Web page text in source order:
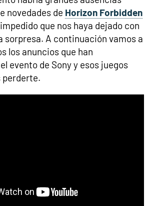
novedades de Horizon Forbidden
que nos haya dejado con
sorpresa. A continuación vamos a
los anuncios que han
evento de Sony y esos juegos
perderte.